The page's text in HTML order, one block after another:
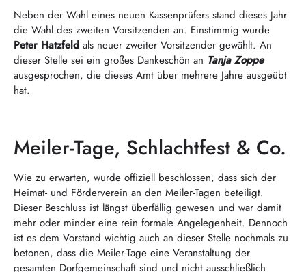
Neben der Wahl eines neuen Kassenprüfers stand dieses Jahr
die Wahl des zweiten Vorsitzenden an. Einstimmig wurde
Peter Hatzfeld als neuer zweiter Vorsitzender gewählt. An
dieser Stelle sei ein großes Dankeschön an Tanja Zoppe
ausgesprochen, die dieses Amt über mehrere Jahre ausgeübt
hat.
Meiler-Tage, Schlachtfest & Co.
Wie zu erwarten, wurde offiziell beschlossen, dass sich der
Heimat- und Förderverein an den Meiler-Tagen beteiligt.
Dieser Beschluss ist längst überfällig gewesen und war damit
mehr oder minder eine rein formale Angelegenheit. Dennoch
ist es dem Vorstand wichtig auch an dieser Stelle nochmals zu
betonen, dass die Meiler-Tage eine Veranstaltung der
gesamten Dorfgemeinschaft sind und nicht ausschließlich